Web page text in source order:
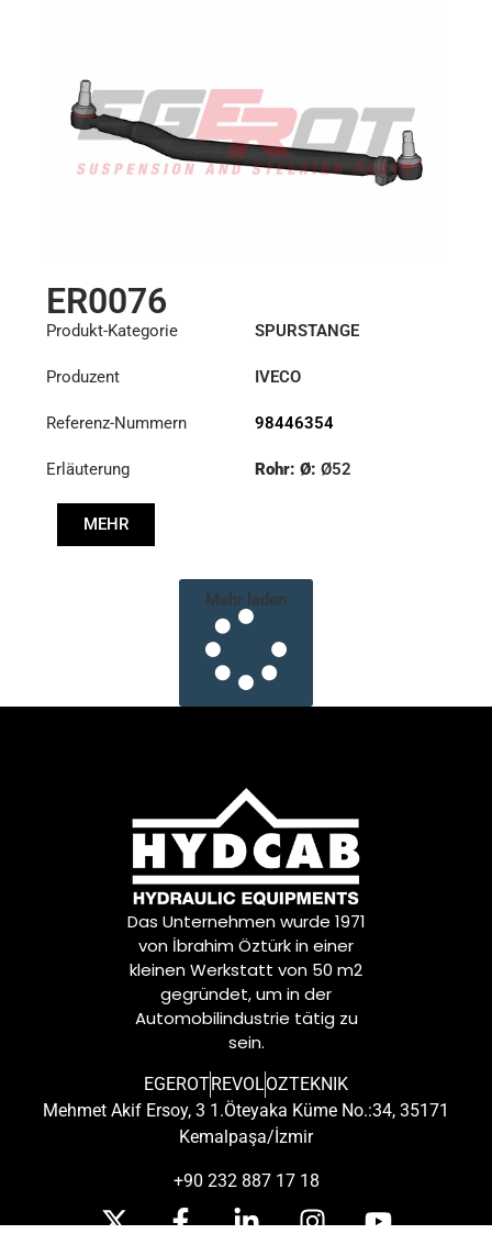
ER0076
Produkt-Kategorie SPURSTANGE
Produzent IVECO
Referenz-Nummern 98446354
Erläuterung Rohr: Ø:Ø52
MEHR
Mehr laden
Das Unternehmen wurde 1971
von İbrahim Öztürk in einer
kleinen Werkstatt von 50 m2
gegründet, um in der
Automobilindustrie tätig zu
sein.
EGEROTREVOLOZTEKNIK
Mehmet Akif Ersoy, 3 1.Öteyaka Küme No.:34, 35171
Kemalpaşa/İzmir
+90 232 887 17 18